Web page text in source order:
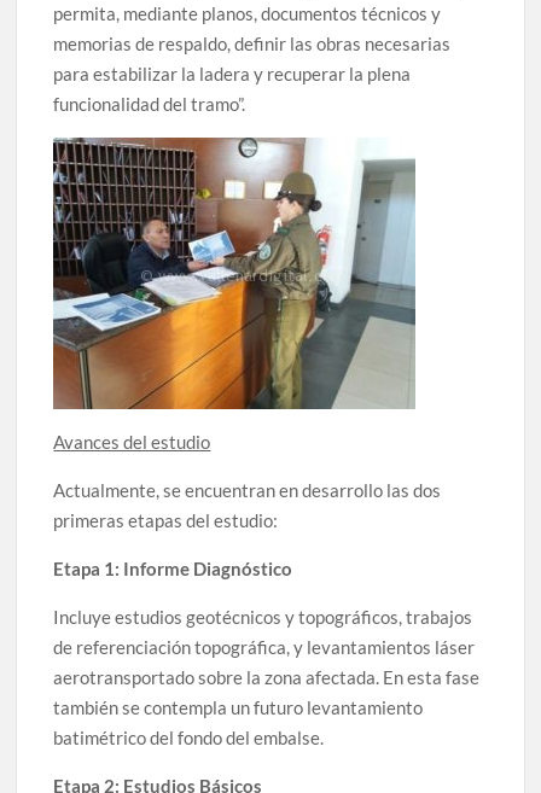
permita, mediante planos, documentos técnicos y
memorias de respaldo, definir las obras necesarias
para estabilizar la ladera y recuperar la plena
funcionalidad del tramo”.
Avances del estudio
Actualmente, se encuentran en desarrollo las dos
primeras etapas del estudio:
Etapa 1: Informe Diagnóstico
Incluye estudios geotécnicos y topográficos, trabajos
de referenciación topográfica, y levantamientos láser
aerotransportado sobre la zona afectada. En esta fase
también se contempla un futuro levantamiento
batimétrico del fondo del embalse.
Etapa 2: Estudios Básicos